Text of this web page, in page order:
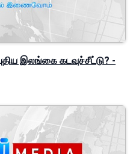
இலங்கை கடவுச்சீட்டு? -